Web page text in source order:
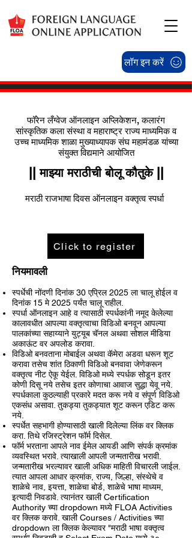
लॉग इन करें
फॉरेन लँग्वेज ऑनलाइन अप्लिकेशन, कलारंग
सांस्कृतिक कला संस्था व महाराष्ट्र राज्य माध्यमिक व
उच्च माध्यमिक शाळा मुख्याध्यापक संघ महामंडळ यांच्या
संयुक्त विद्यमाने आयोजित
|| माझ्या मराठीची बोलू कौतुके ||
​मराठी राजभाषा दिवस ऑनलाइन वक्तृत्व स्पर्धा
Click to register
नियमावली
स्पर्धेची नोंदणी दिनांक 30 एप्रिल 2025 ला चालू होईल व
दिनांक 15 मे 2025 पर्यंत चालू राहील.
स्पर्धा ऑनलाइन आहे व त्यासाठी स्पर्धकांनी नमूद केलेल्या
कालावधीत आपल्या वक्तृत्वाचा विडिओ बनवून आपल्या
पालकांच्या सहाय्याने युट्यूब चॅनल अथवा सोशल मीडिया
अकाऊंट वर अपलोड करावा.
विडिओ बनवताना मोबाईल अथवा कॅमेरा अडवा धरून शूट
करावा तसेच शांत ठिकाणी विडिओ बनवावा जेणेकरून
वक्तृत्व नीट ऐकू येईल. विडिओ मध्ये स्पर्धक सोडून इतर
कोणी दिसू नये तसेच इतर कोणाचा आवाज सुद्धा येवू नये.
स्पर्धकाला कुठल्याही प्रकारे मदत करू नये व संपूर्ण विडिओ
एकसंध असावा. तुकड्या तुकड्यात शूट करून एडिट करू
नये.
स्पर्धेत सहभागी होण्यासाठी खाली दिलेल्या लिंक वर क्लिक
करा. तिथे रजिस्ट्रेशन फॉर्म दिसेल.
फॉर्म भरताना आपले नाव ईमेल आयडी आणि संपर्क क्रमांक
व्यवस्थित भरावे. त्याखाली आपली जन्मतारीख भरावी.
जन्मतारीख भरल्यावर खाली अधिक माहिती विचारली जाईल.
त्यात आपला आधार क्रमांक, राज्य, जिल्हा, संस्थेचे व
शाळेचे नाव, इयत्ता, शाळेचा बोर्ड, शाळेचे भाषा माध्यम,
इत्यादी निवडावे. त्यानंतर खाली Certification
Authority च्या dropdown मध्ये FLOA Activities
वर क्लिक करावे. खाली Courses / Activities च्या
dropdown ला क्लिक केल्यावर "मराठी भाषा वक्तृत्व